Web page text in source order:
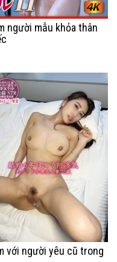
người mẫu khỏa thân
với người yêu cũ trong